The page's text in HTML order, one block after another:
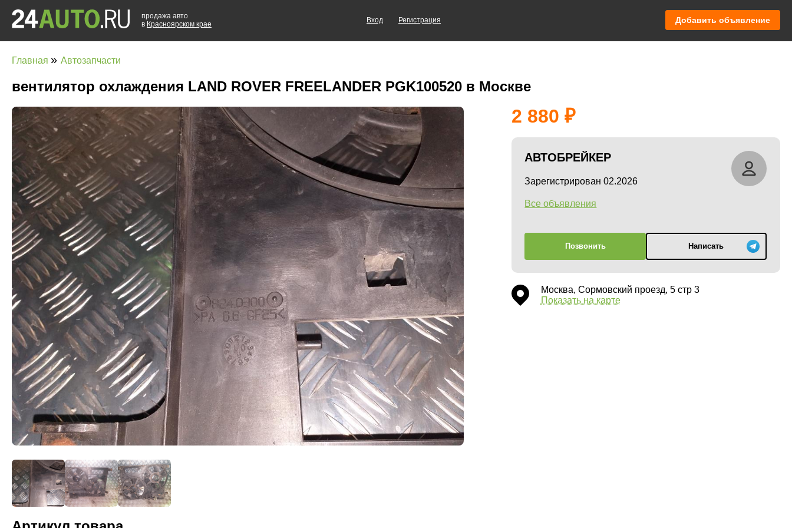
продажа авто
в Красноярском крае
Вход Регистрация Добавить объявление
Главная » Автозапчасти
вентилятор охлаждения LAND ROVER FREELANDER PGK100520 в Москве
2 880
АВТОБРЕЙКЕР
Зарегистрирован 02.2026
Все объявления
Позвонить Написать
Москва, Сормовский проезд, 5 стр 3
Показать на карте